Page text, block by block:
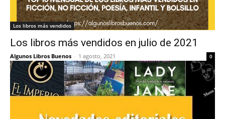
Los libros más vendidos
Los libros más vendidos en julio de 2021
Algunos Libros Buenos - 1 agosto, 2021 0